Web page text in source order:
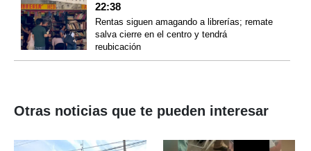
22:38
Rentas siguen amagando a librerías; remate
salva cierre en el centro y tendrá
reubicación
Otras noticias que te pueden interesar